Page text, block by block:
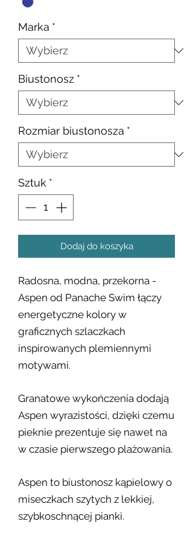
Marka *
Biustonosz *
Rozmiar biustonosza *
Sztuk *
Dodaj do koszyka
Radosna, modna, przekorna -
Aspen od Panache Swim łączy
energetyczne kolory w
graficznych szlaczkach
inspirowanych plemiennymi
motywami.
Granatowe wykończenia dodają
Aspen wyrazistości, dzięki czemu
pieknie prezentuje się nawet na
w czasie pierwszego plażowania.
Aspen to biustonosz kąpielowy o
miseczkach szytych z lekkiej,
szybkoschnącej pianki.